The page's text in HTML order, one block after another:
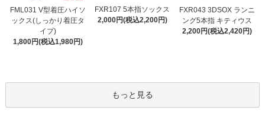
FML031 V型着圧ハイソ
ックス(しっかり着圧タ
イプ)
1,800円(税込1,980円)
FXR107 5本指ソックス
2,000円(税込2,200円)
FXR043 3DSOX ランニ
ング5本指 キティウス
2,200円(税込2,420円)
もっと見る